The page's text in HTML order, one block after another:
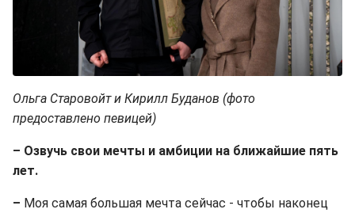
Ольга Старовойт и Кирилл Буданов (фото
предоставлено певицей)
– Озвучь свои мечты и амбиции на ближайшие пять
лет.
– Моя самая большая мечта сейчас - чтобы наконец